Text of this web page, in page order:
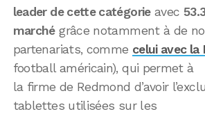
leader de cette catégorieavec
marchégrâce notamment à de
partenariats, comme celui avec la
football américain), qui permet à
la firme de Redmond d’avoir
tablettes utilisées sur les